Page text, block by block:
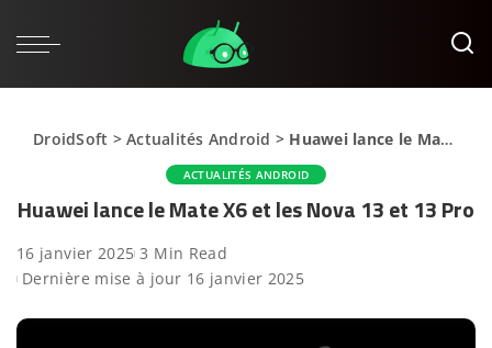
DroidSoft >Actualités Android > Huawei lance le Mate X6 et les Nova 13 et 13 Pro
ACTUALITÉS ANDROID
Huawei lance le Mate X6 et les Nova 13 et 13 Pro
16 janvier 2025 3 Min Read
Dernière mise à jour 16 janvier 2025